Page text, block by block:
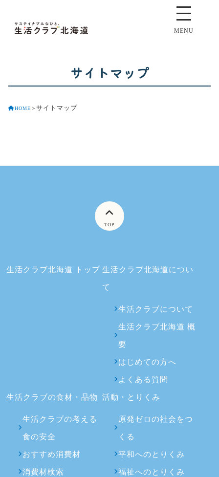
MENU
サイトマップ
HOME ＞ サイトマップ
TOP
生活クラブ北海道 トップ 生活クラブ北海道につい
て
生活クラブについて
生活クラブ北海道 概
要
はじめての方へ
よくある質問
生活クラブの食材・品物
生活クラブの考える
食の安全
おすすめ消費材
消費材検索
活動・とりくみ
原発ゼロの社会をつ
くる
平和へのとりくみ
福祉へのとりくみ